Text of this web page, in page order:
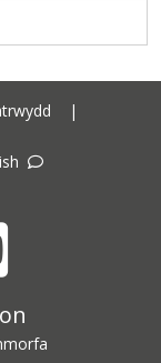
|
YouTube